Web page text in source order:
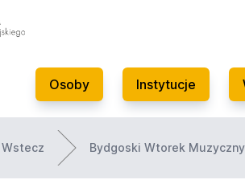
Osoby Instytucje
Wstecz Bydgoski Wtorek